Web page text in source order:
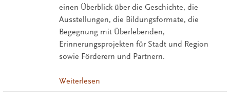
einen Überblick über die Geschichte, die
Ausstellungen, die Bildungsformate, die
Begegnung mit Überlebenden,
Erinnerungsprojekten für Stadt und Region
sowie Förderern und Partnern.
Weiterlesen